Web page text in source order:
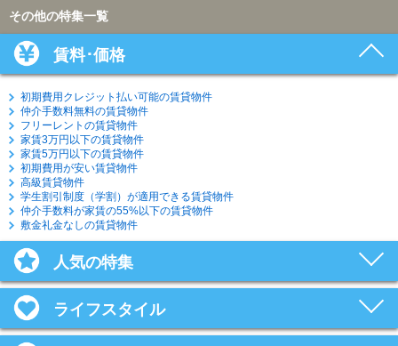
その他の特集一覧
賃料･価格
初期費用クレジット払い可能の賃貸物件
仲介手数料無料の賃貸物件
フリーレントの賃貸物件
家賃3万円以下の賃貸物件
家賃5万円以下の賃貸物件
初期費用が安い賃貸物件
高級賃貸物件
学生割引制度（学割）が適用できる賃貸物件
仲介手数料が家賃の55%以下の賃貸物件
敷金礼金なしの賃貸物件
人気の特集
ライフスタイル